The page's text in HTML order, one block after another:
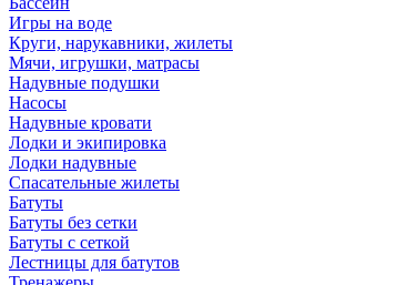
Игры на воде
Круги, нарукавники, жилеты
Мячи, игрушки, матрасы
Надувные подушки
Насосы
Надувные кровати
Лодки и экипировка
Лодки надувные
Спасательные жилеты
Батуты
Батуты без сетки
Батуты с сеткой
Лестницы для батутов